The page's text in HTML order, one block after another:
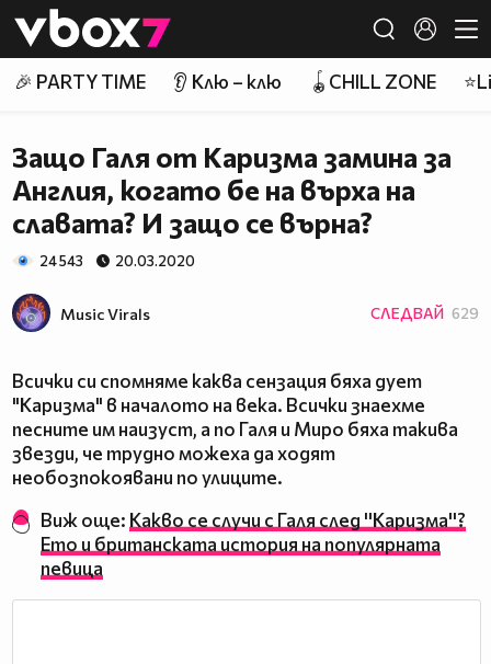
👾
🎉 PARTY TIME 👂 Клю – клю 🪀CHILL ZONE
Защо Галя от Каризма замина за
Англия, когато бе на върха на
славата? И защо се върна?
24 543 20.03.2020
Music Virals СЛЕДВАЙ 629
Всички си спомняме каква сензация бяха дует
"Каризма" в началото на века. Всички знаехме
песните им наизуст, а по Галя и Миро бяха такива
звезди, че трудно можеха да ходят
необозпокоявани по улиците.
Виж още: Какво се случи с Галя след ''Каризма''?
Ето и британската история на популярната
певица